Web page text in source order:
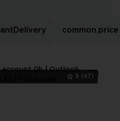
common.price
5 (47)
account 0h | Outlook
| Full access